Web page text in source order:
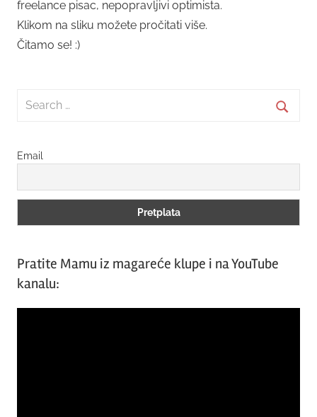
freelance pisac, nepopravljivi optimista.
Klikom na sliku možete pročitati više.
Čitamo se! :)
Search
Email
Pratite Mamu iz magareće klupe i na YouTube
kanalu: